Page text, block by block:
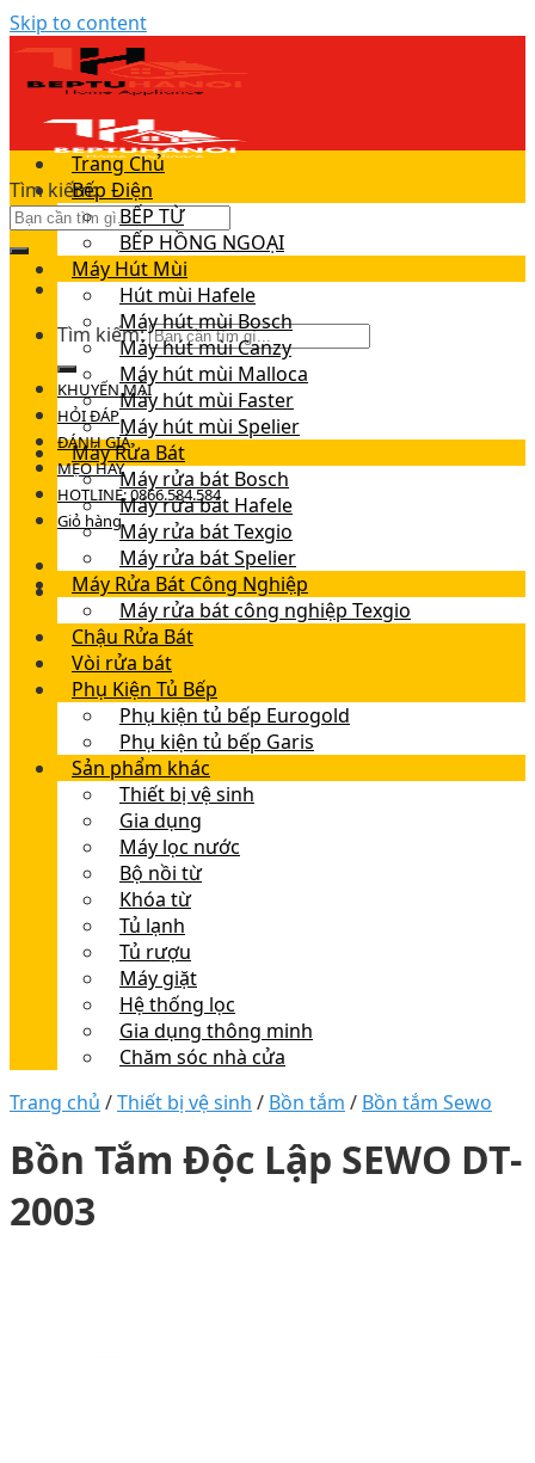
Skip to content
Tìm kiếm:
Tìm kiếm:
KHUYẾN MÃI
HỎI ĐÁP
ĐÁNH GIÁ
MẸO HAY
HOTLINE: 0866.584.584
Giỏ hàng
Trang Chủ
Bếp Điện
BẾP TỪ
BẾP HỒNG NGOẠI
Máy Hút Mùi
Hút mùi Hafele
Máy hút mùi Bosch
Máy hút mùi Canzy
Máy hút mùi Malloca
Máy hút mùi Faster
Máy hút mùi Spelier
Máy Rửa Bát
Máy rửa bát Bosch
Máy rửa bát Hafele
Máy rửa bát Texgio
Máy rửa bát Spelier
Máy Rửa Bát Công Nghiệp
Máy rửa bát công nghiệp Texgio
Chậu Rửa Bát
Vòi rửa bát
Phụ Kiện Tủ Bếp
Phụ kiện tủ bếp Eurogold
Phụ kiện tủ bếp Garis
Sản phẩm khác
Thiết bị vệ sinh
Gia dụng
Máy lọc nước
Bộ nồi từ
Khóa từ
Tủ lạnh
Tủ rượu
Máy giặt
Hệ thống lọc
Gia dụng thông minh
Chăm sóc nhà cửa
Trang chủ /Thiết bị vệ sinh / Bồn tắm / Bồn tắm Sewo
Bồn Tắm Độc Lập SEWO DT-
2003